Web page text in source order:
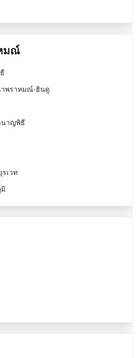
มณ์
าพราหมณ์-ฮินดู
นาญพิธี
เวท